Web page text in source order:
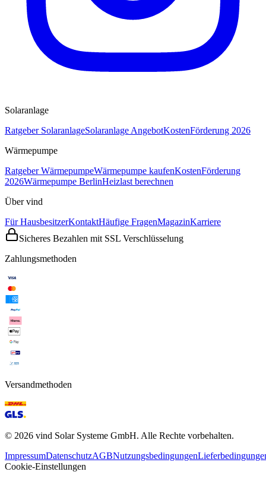
Solaranlage
Ratgeber SolaranlageSolaranlage AngebotKostenFörderung 2026
Wärmepumpe
Ratgeber WärmepumpeWärmepumpe kaufenKostenFörderung
2026Wärmepumpe BerlinHeizlast berechnen
Über vind
Für HausbesitzerKontaktHäufige FragenMagazinKarriere
Sicheres Bezahlen mit SSL Verschlüsselung
Zahlungsmethoden
Versandmethoden
© 2026 vind Solar Systeme GmbH. Alle Rechte vorbehalten.
ImpressumDatenschutzAGBNutzungsbedingungen
Cookie-Einstellungen